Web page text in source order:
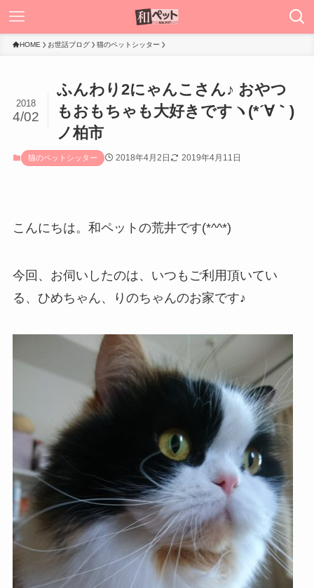
HOME お世話ブログ 猫のペットシッター
ふんわり2にゃんこさん♪ おやつ
もおもちゃも大好きですヽ(*´∀｀)
ノ柏市
2018
4/02
猫のペットシッター 2018年4月2日 2019年4月11日
こんにちは。和ペットの荒井です(*^^*)
今回、お伺いしたのは、いつもご利用頂いてい
る、ひめちゃん、りのちゃんのお家です♪